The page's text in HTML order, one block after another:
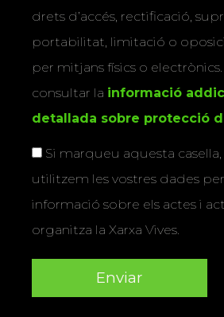
drets d’accés, rectificació,
portabilitat, limitació o
per mitjans físics o
consultar la informació
detallada sobre protecció
Si marqueu aquesta
utilitzem les vostres dades
informació sobre els actes i
organitza la Xarxa Vives.